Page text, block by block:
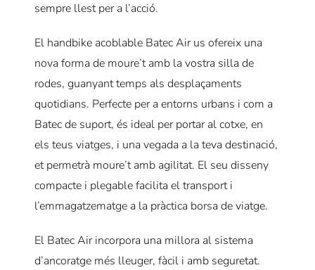
sempre llest per a l’acció.
El handbike acoblable Batec Air us ofereix una
nova forma de moure’t amb la vostra silla de
rodes, guanyant temps als desplaçaments
quotidians. Perfecte per a entorns urbans i com a
Batec de suport, és ideal per portar al cotxe, en
els teus viatges, i una vegada a la teva destinació,
et permetrà moure’t amb agilitat. El seu disseny
compacte i plegable facilita el transport i
l’emmagatzematge a la pràctica borsa de viatge.
El Batec Air incorpora una millora al sistema
d’ancoratge més lleuger, fàcil i amb seguretat.